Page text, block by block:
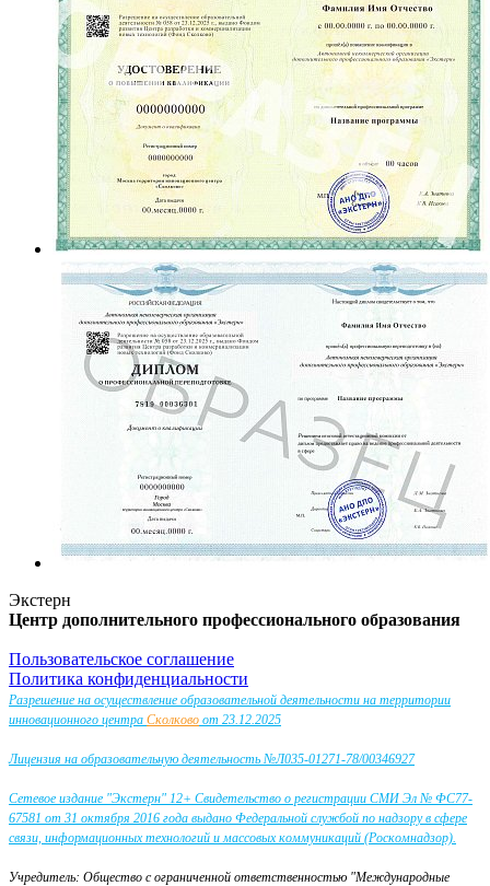
Экстерн
Центр дополнительного профессионального образования
Пользовательское соглашение
Политика конфиденциальности
Разрешение на осуществление образовательной деятельности на территории
инновационного центра Сколково от 23.12.2025
Лицензия на образовательную деятельность №Л035-01271-78/00346927
Сетевое издание "Экстерн" 12+ Свидетельство о регистрации СМИ Эл № ФС77-
67581 от 31 октября 2016 года выдано Федеральной службой по надзору в сфере
связи, информационных технологий и массовых коммуникаций (Роскомнадзор).
Учредитель: Общество с ограниченной ответственностью "Международные